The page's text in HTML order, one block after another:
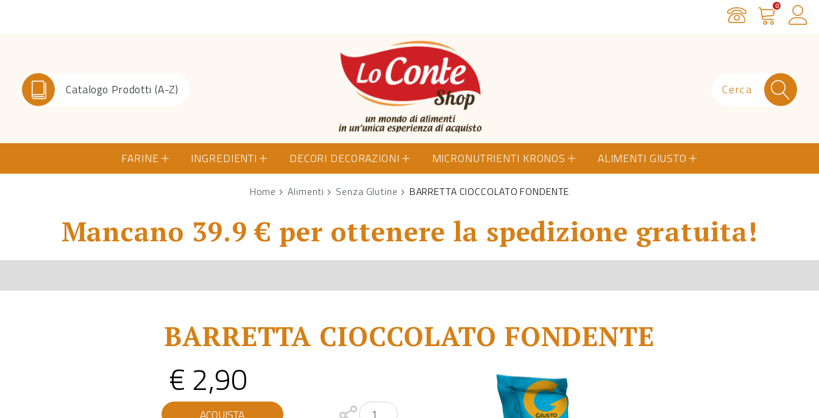
Servizio Clienti
Carrello
0
Catalogo Prodotti (A-Z)
Lo Conte Shop
FARINE INGREDIENTI DECORI DECORAZIONI MICRONUTRIENTI KRONOS ALIMENTI GIUSTO
Home Alimenti Senza Glutine BARRETTA CIOCCOLATO FONDENTE
Mancano 39.9 € per ottenere la spedizione gratuita!
BARRETTA CIOCCOLATO FONDENTE
€ 2,90
BARRETTA